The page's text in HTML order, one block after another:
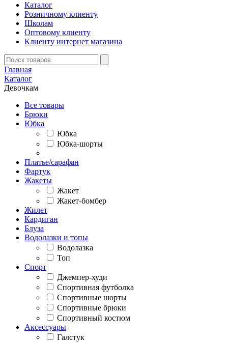
Каталог
Розничному клиенту
Школам
Оптовому клиенту
Клиенту интернет магазина
Главная
Каталог
Девочкам
Все товары
Брюки
Юбка
Юбка
Юбка-шорты
Платье/сарафан
Фартук
Жакеты
Жакет
Жакет-бомбер
Жилет
Кардиган
Блуза
Водолазки и топы
Водолазка
Топ
Спорт
Джемпер-худи
Спортивная футболка
Спортивные шорты
Спортивные брюки
Спортивный костюм
Аксессуары
Галстук